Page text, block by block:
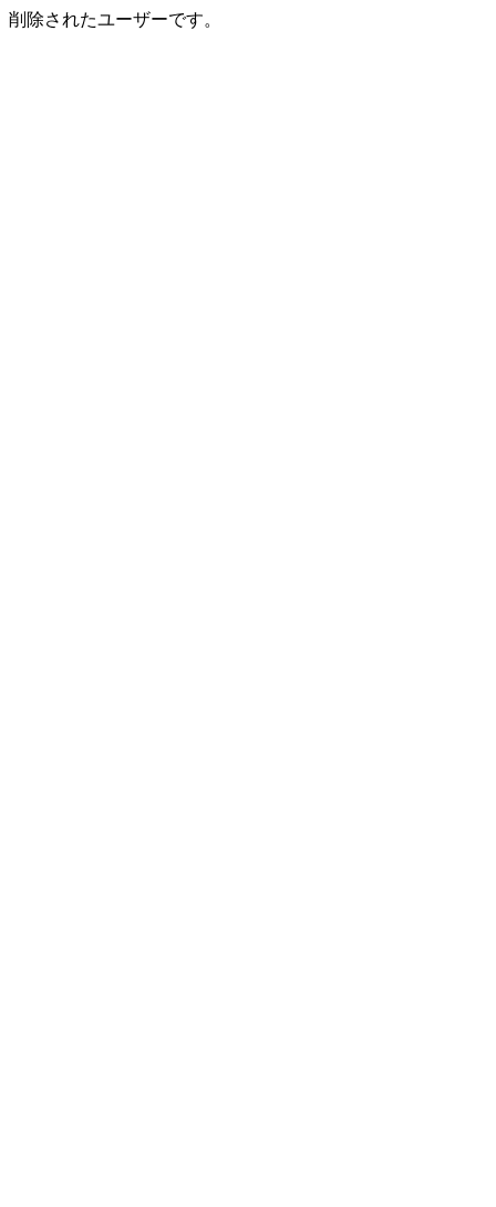
削除されたユーザーです。